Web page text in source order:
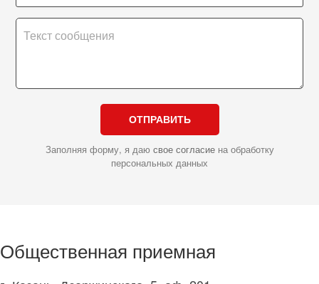
ОТПРАВИТЬ
Заполняя форму, я даю свое согласиена обработку
персональных данных
Общественная приемная